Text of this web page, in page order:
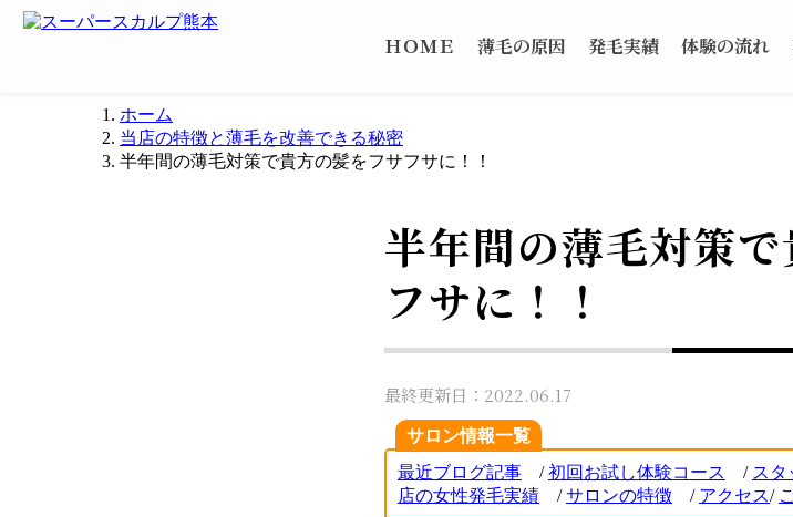
ＨＯＭＥ 薄毛の原因 発毛実績 体験の流れ
ホーム
当店の特徴と薄毛を改善できる秘密
半年間の薄毛対策で貴方の髪をフサフサに！！
半年間の薄毛対策
フサに！！
最終更新日：2022.06.17
サロン情報一覧
最近ブログ記事 /初回お試し体験コース / スタ
店の女性発毛実績 /サロンの特徴 / アクセス/